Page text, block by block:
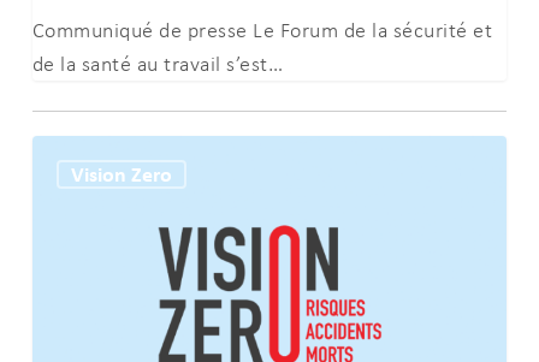
Communiqué de presse Le Forum de la sécurité et
de la santé au travail s’est…
Vision Zero